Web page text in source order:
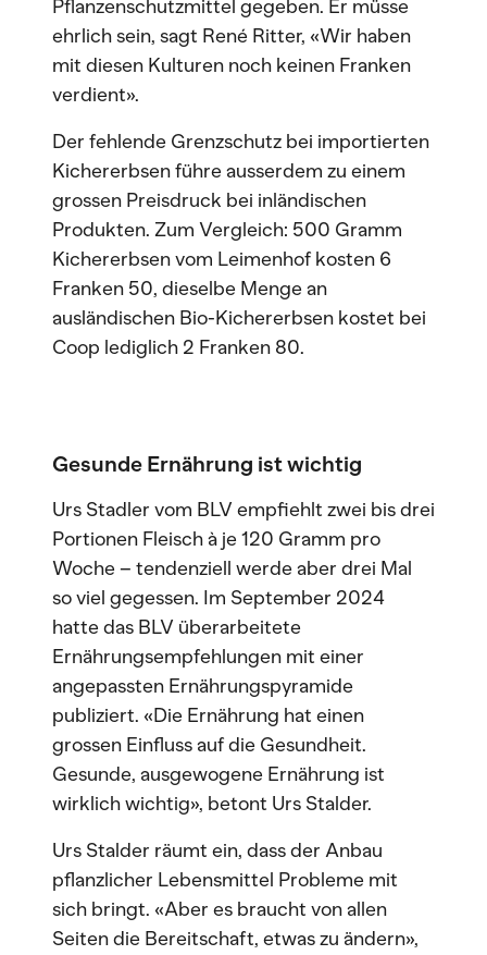
Pflanzenschutzmittel gegeben. Er müsse
ehrlich sein, sagt René Ritter, «Wir haben
mit diesen Kulturen noch keinen Franken
verdient».
Der fehlende Grenzschutz bei importierten
Kichererbsen führe ausserdem zu einem
grossen Preisdruck bei inländischen
Produkten. Zum Vergleich: 500 Gramm
Kichererbsen vom Leimenhof kosten 6
Franken 50, dieselbe Menge an
ausländischen Bio-Kichererbsen kostet bei
Coop lediglich 2 Franken 80.
Gesunde Ernährung ist wichtig
Urs Stadler vom BLV empfiehlt zwei bis drei
Portionen Fleisch à je 120 Gramm pro
Woche – tendenziell werde aber drei Mal
so viel gegessen. Im September 2024
hatte das BLV überarbeitete
Ernährungsempfehlungen mit einer
angepassten Ernährungspyramide
publiziert. «Die Ernährung hat einen
grossen Einfluss auf die Gesundheit.
Gesunde, ausgewogene Ernährung ist
wirklich wichtig», betont Urs Stalder.
Urs Stalder räumt ein, dass der Anbau
pflanzlicher Lebensmittel Probleme mit
sich bringt. «Aber es braucht von allen
Seiten die Bereitschaft, etwas zu ändern»,